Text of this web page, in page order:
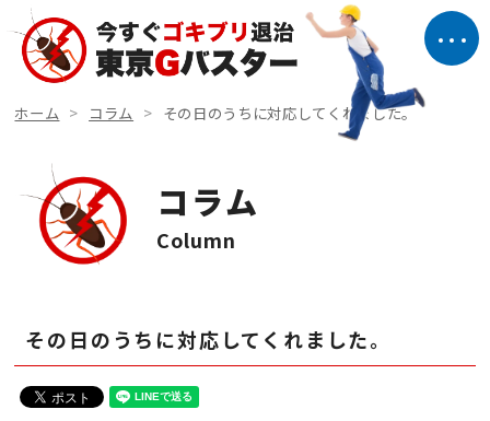
ホーム コラム その日のうちに対応してくれました。
コラム
Column
その日のうちに対応してくれました。